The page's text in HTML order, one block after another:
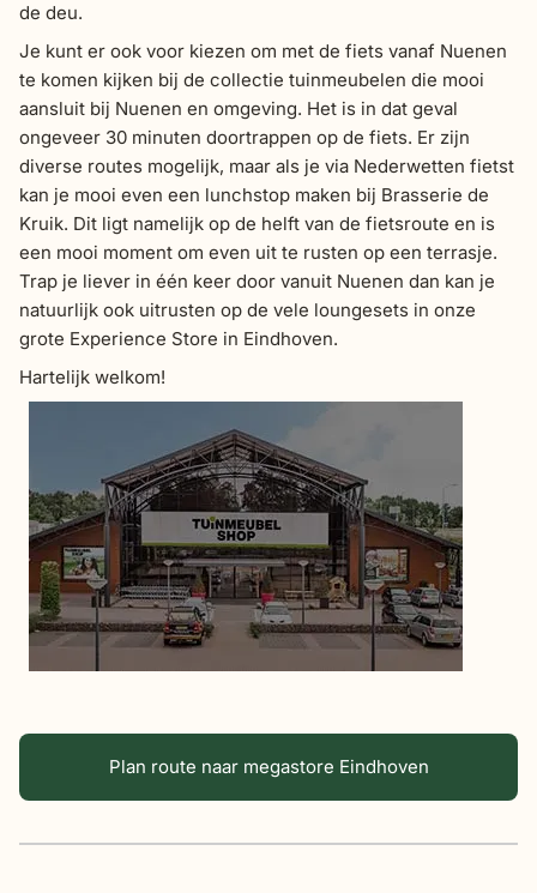
de deu.
Je kunt er ook voor kiezen om met de fiets vanaf Nuenen
te komen kijken bij de collectie tuinmeubelen die mooi
aansluit bij Nuenen en omgeving. Het is in dat geval
ongeveer 30 minuten doortrappen op de fiets. Er zijn
diverse routes mogelijk, maar als je via Nederwetten fietst
kan je mooi even een lunchstop maken bij Brasserie de
Kruik. Dit ligt namelijk op de helft van de fietsroute en is
een mooi moment om even uit te rusten op een terrasje.
Trap je liever in één keer door vanuit Nuenen dan kan je
natuurlijk ook uitrusten op de vele loungesets in onze
grote Experience Store in Eindhoven.
Hartelijk welkom!
Plan route naar megastore Eindhoven